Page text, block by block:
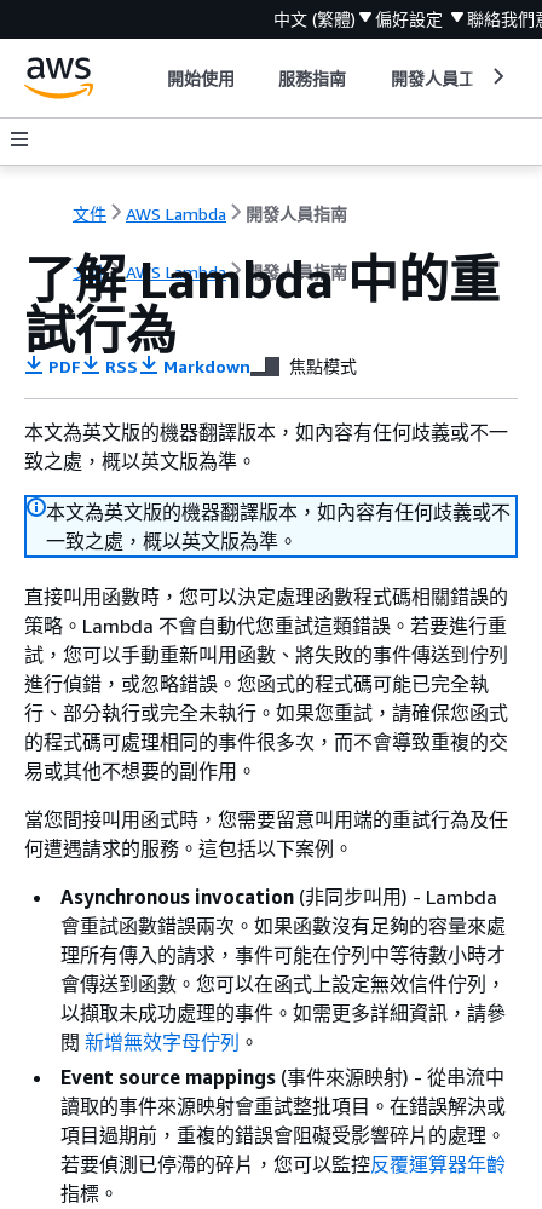
中文 (繁體) 偏好設定 聯絡我們
開始使用 服務指南 開發人員工具
文件 AWS Lambda 開發人員指南
文件 AWS Lambda 開發人員指南
了解 Lambda 中的重
試行為
PDF RSS Markdown 焦點模式
本文為英文版的機器翻譯版本，如內容有任何歧義或不一
致之處，概以英文版為準。
本文為英文版的機器翻譯版本，如內容有任何歧義或不
一致之處，概以英文版為準。
直接叫用函數時，您可以決定處理函數程式碼相關錯誤的
策略。Lambda 不會自動代您重試這類錯誤。若要進行重
試，您可以手動重新叫用函數、將失敗的事件傳送到佇列
進行偵錯，或忽略錯誤。您函式的程式碼可能已完全執
行、部分執行或完全未執行。如果您重試，請確保您函式
的程式碼可處理相同的事件很多次，而不會導致重複的交
易或其他不想要的副作用。
當您間接叫用函式時，您需要留意叫用端的重試行為及任
何遭遇請求的服務。這包括以下案例。
Asynchronous invocation (非同步叫用) - Lambda
會重試函數錯誤兩次。如果函數沒有足夠的容量來處
理所有傳入的請求，事件可能在佇列中等待數小時才
會傳送到函數。您可以在函式上設定無效信件佇列，
以擷取未成功處理的事件。如需更多詳細資訊，請參
閱 新增無效字母佇列 。
Event source mappings (事件來源映射) - 從串流中
讀取的事件來源映射會重試整批項目。在錯誤解決或
項目過期前，重複的錯誤會阻礙受影響碎片的處理。
若要偵測已停滯的碎片，您可以監控反覆運算器年齡
指標。